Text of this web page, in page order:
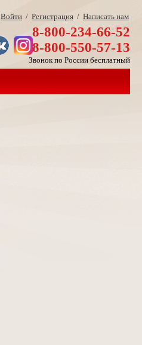
Войти/ Регистрация/ Написать нам
8-800-234-66-52
8-800-550-57-13
Звонок по России бесплатный